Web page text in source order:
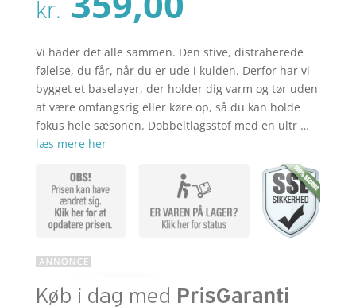
var:
kr.
kr.
pris
er:
kr.
Vi hader det alle sammen. Den stive, distraherede
følelse, du får, når du er ude i kulden. Derfor har vi
bygget et baselayer, der holder dig varm og tør uden
at være omfangsrig eller køre op, så du kan holde
fokus hele sæsonen. Dobbeltlagsstof med en ultr …
læs mere her